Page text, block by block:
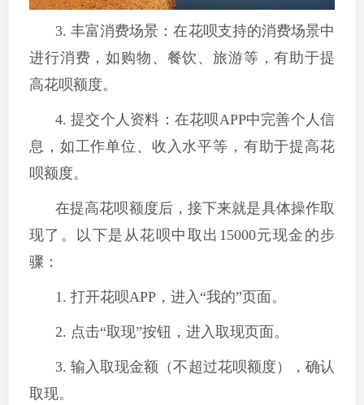
3. 丰富消费场景：在花呗支持的消费场景中
进行消费，如购物、餐饮、旅游等，有助于提
高花呗额度。
4. 提交个人资料：在花呗APP中完善个人信
息，如工作单位、收入水平等，有助于提高花
呗额度。
在提高花呗额度后，接下来就是具体操作取
现了。以下是从花呗中取出15000元现金的步
骤：
1. 打开花呗APP，进入“我的”页面。
2. 点击“取现”按钮，进入取现页面。
3. 输入取现金额（不超过花呗额度），确认
取现。